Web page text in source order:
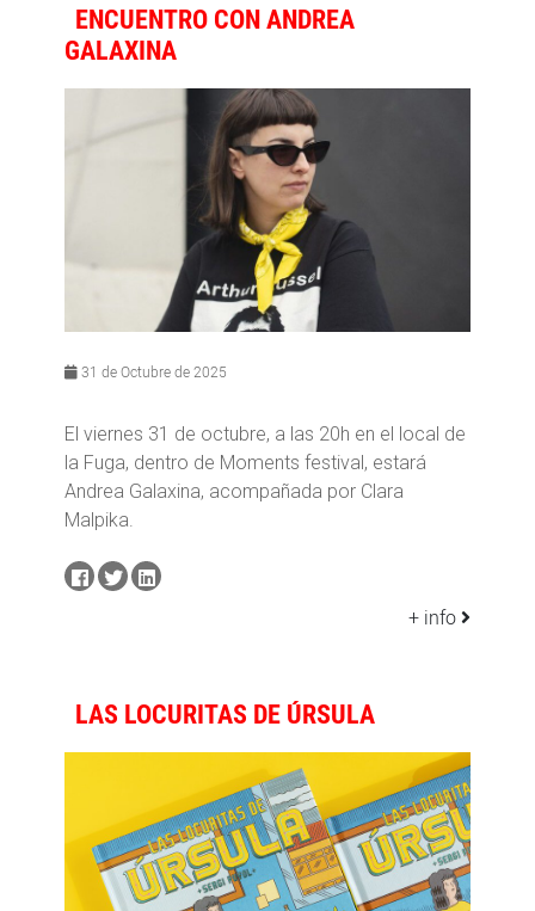
ENCUENTRO CON ANDREA
GALAXINA
31 de Octubre de 2025
El viernes 31 de octubre, a las 20h en el local de
la Fuga, dentro de Moments festival, estará
Andrea Galaxina, acompañada por Clara
Malpika.
+ info
LAS LOCURITAS DE ÚRSULA